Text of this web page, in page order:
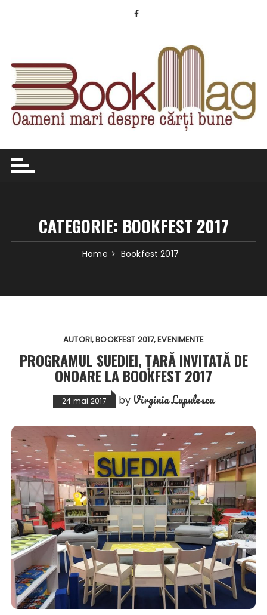
CATEGORIE: BOOKFEST 2017
Home Bookfest 2017
AUTORI BOOKFEST 2017 EVENIMENTE
PROGRAMUL SUEDIEI, ȚARĂ INVITATĂ DE
ONOARE LA BOOKFEST 2017
24 mai 2017 by Virginia Lupulescu